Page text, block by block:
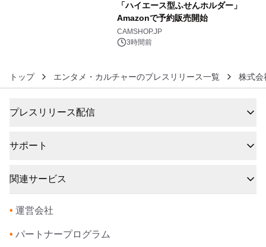
「ハイエース型ふせんホルダー」
Amazonで予約販売開始
CAMSHOP.JP
3時間前
トップ エンタメ・カルチャーのプレスリリース一覧 株式
プレスリリース配信
サポート
関連サービス
• 運営会社
• パートナープログラム